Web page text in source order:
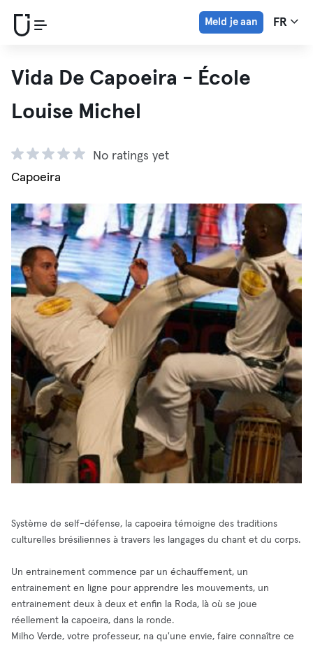
Meld je aan FR
Vida De Capoeira - École
Louise Michel
No ratings yet
Capoeira
Système de self-défense, la capoeira témoigne des traditions
culturelles brésiliennes à travers les langages du chant et du corps.
Un entrainement commence par un échauffement, un
entrainement en ligne pour apprendre les mouvements, un
entrainement deux à deux et enfin la Roda, là où se joue
réellement la capoeira, dans la ronde.
Milho Verde, votre professeur, na qu'une envie, faire connaître ce